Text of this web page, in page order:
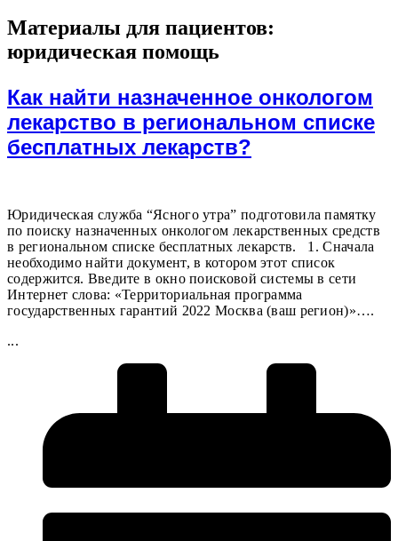
Материалы для пациентов:
юридическая помощь
Как найти назначенное онкологом
лекарство в региональном списке
бесплатных лекарств?
Юридическая служба “Ясного утра” подготовила памятку
по поиску назначенных онкологом лекарственных средств
в региональном списке бесплатных лекарств. 1. Сначала
необходимо найти документ, в котором этот список
содержится. Введите в окно поисковой системы в сети
Интернет слова: «Территориальная программа
государственных гарантий 2022 Москва (ваш регион)»….
...